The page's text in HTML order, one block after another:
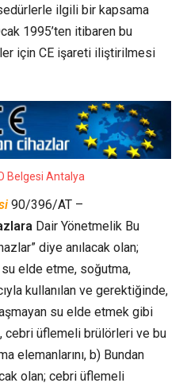
ilgili bir kapsama
1995’ten itibaren bu
için CE işareti iliştirilmesi
Belgesi Antalya
90/396/AT –
Dair Yönetmelik Bu
diye anılacak olan;
su elde etme, soğutma,
kullanılan ve gerektiğinde,
aşmayan su elde etmek gibi
cebri üflemeli brülörleri ve bu
elemanlarını, b) Bundan
olan; cebri üflemeli